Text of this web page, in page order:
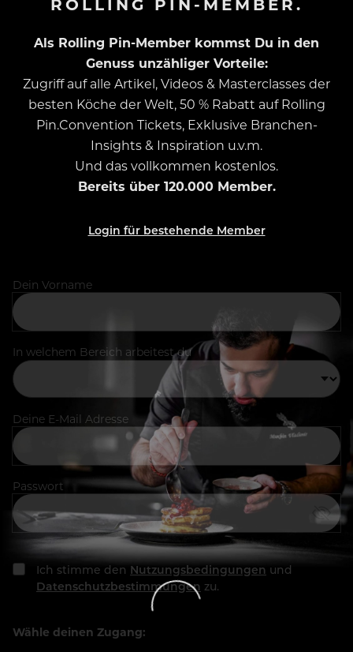
Als Rolling Pin-Member kommst Du in den
Genuss unzähliger Vorteile:
Zugriff auf alle Artikel, Videos & Masterclasses der
besten Köche der Welt, 50 % Rabatt auf Rolling
Pin.Convention Tickets, Exklusive Branchen-
Insights & Inspiration u.v.m.
Und das vollkommen kostenlos.
Bereits über 120.000 Member.
Login für bestehende Member
Dein Vorname
In welchem Bereich arbeitest du
Deine E-Mail Adresse
Passwort
Ich stimme den Nutzungsbedingungen und
Datenschutzbestimmungen zu.
Wähle deinen Zugang: